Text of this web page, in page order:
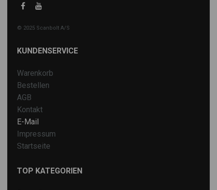
© 2025 Scanbolt A/S
KUNDENSERVICE
Warenkorb
Bestellen
AGB
Kontakt
E-Mail
Impressum
Startseite
TOP KATEGORIEN